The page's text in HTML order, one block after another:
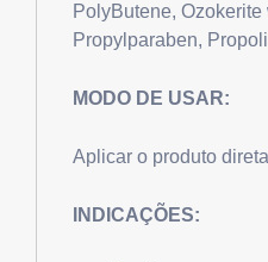
PolyButene,
Propylparaben,
MODO DE USAR:
Aplicar o produto
INDICAÇÕES: